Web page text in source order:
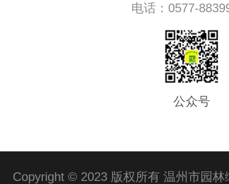
电话：0577-
公众号
Copyright © 2023 版权所有 温州市园